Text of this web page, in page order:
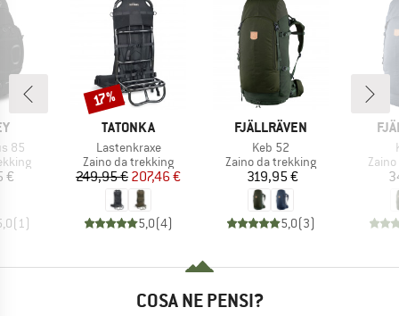
85
€
(1)
MARCHIO
TATONKA
Articolo
Lastenkraxe
Gruppo di prodotti
Zaino da trekking
Prezzo
249,95 €Prezzo ridotto
207,46 €
5,0(4)
Sconto
17%
MARCHIO
FJÄLLRÄVEN
Articolo
Keb 52
Gruppo di prodotti
Zaino da trekking
Prezzo
319,95 €
5,0(3)
COSA NE PENSI?